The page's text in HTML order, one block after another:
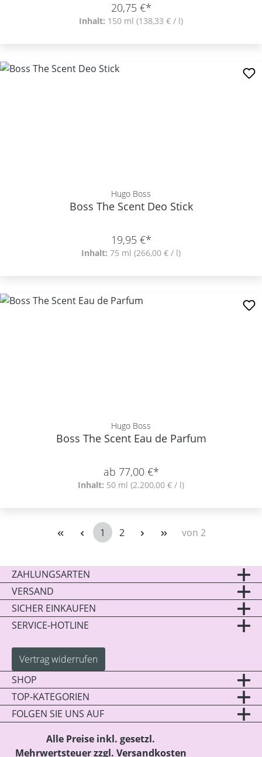
20,75 €*
Inhalt: 150 ml (138,33 € / l)
Hugo Boss
Boss The Scent Deo Stick
19,95 €*
Inhalt: 75 ml (266,00 € / l)
Hugo Boss
Boss The Scent Eau de Parfum
ab 77,00 €*
Inhalt: 50 ml (2.200,00 € / l)
Seite
1 Seite
2 von 2
ZAHLUNGSARTEN
VERSAND
SICHER EINKAUFEN
SERVICE-HOTLINE
Vertrag widerrufen
SHOP
TOP-KATEGORIEN
FOLGEN SIE UNS AUF
Alle Preise inkl. gesetzl.
Mehrwertsteuer zzgl. Versandkosten